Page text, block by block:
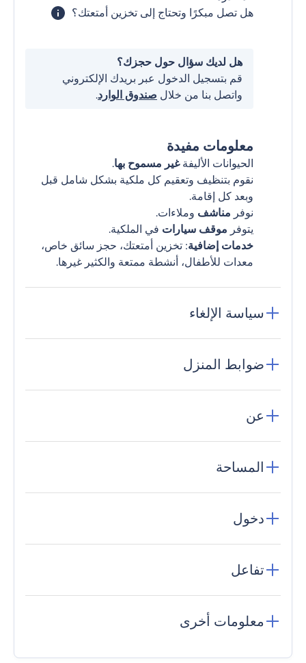
هل تصل مبكرًا وتحتاج إلى تخزين أمتعتك؟
هل لديك سؤال حول حجزك؟
قم بتسجيل الدخول عبر بريدك الإلكتروني
واتصل بنا من خلال صندوق الوارد.
معلومات مفيدة
الحيوانات الأليفةغير مسموح بها.
نقوم بتنظيف وتعقيم كل ملكية بشكل شامل قبل
وبعد كل إقامة.
نوفر مناشف وملاءات.
يتوفر موقف سيارات في الملكية.
خدمات إضافية: تخزين أمتعتك، حجز سائق خاص،
معدات للأطفال، أنشطة ممتعة والكثير غيرها.
سياسة الإلغاء
ضوابط المنزل
عن
المساحة
دخول
تفاعل
معلومات أخرى